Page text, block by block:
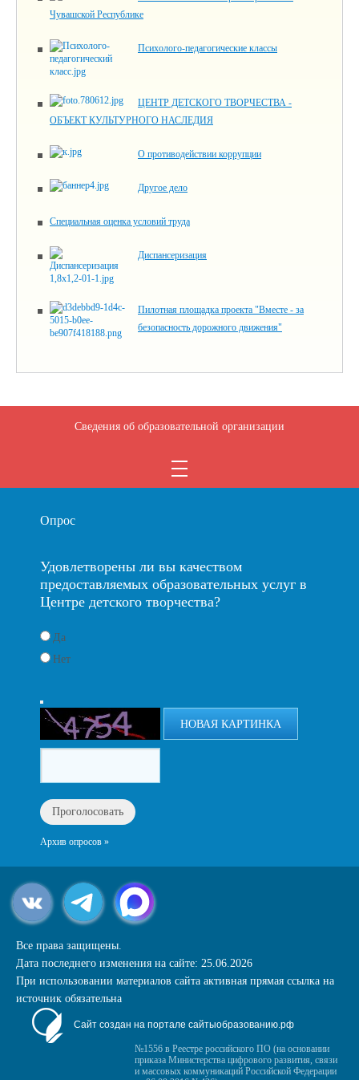
Чувашской Республике
Психолого-педагогические классы
ЦЕНТР ДЕТСКОГО ТВОРЧЕСТВА -
ОБЪЕКТ КУЛЬТУРНОГО НАСЛЕДИЯ
О противодействии коррупции
Другое дело
Специальная оценка условий труда
Диспансеризация
Пилотная площадка проекта "Вместе - за
безопасность дорожного движения"
Сведения об образовательной организации
Опрос
Удовлетворены ли вы качеством
предоставляемых образовательных услуг в
Центре детского творчества?
Да
Нет
НОВАЯ КАРТИНКА
Архив опросов »
Все права защищены.
Дата последнего изменения на сайте: 25.06.2026
При использовании материалов сайта активная прямая ссылка на
источник обязательна
Сайт создан на портале сайтыобразованию.рф
№1556 в Реестре российского ПО (на основании
приказа Министерства цифрового развития, связи
и массовых коммуникаций Российской Федерации